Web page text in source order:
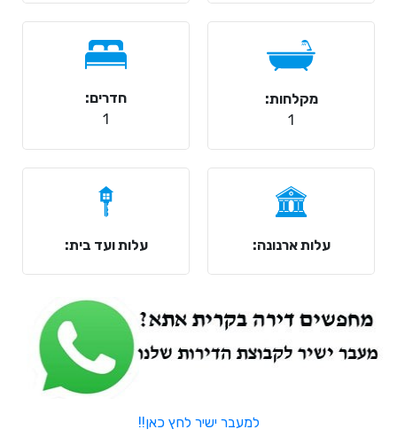
מקלחות:
1
חדרים:
1
עלות ארנונה: עלות ועד בית:
למעבר ישיר לחץ כאן!!